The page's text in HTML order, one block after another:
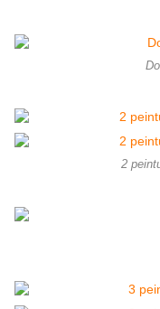
2